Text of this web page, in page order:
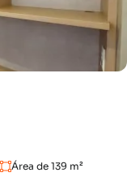
Área de 139 m²